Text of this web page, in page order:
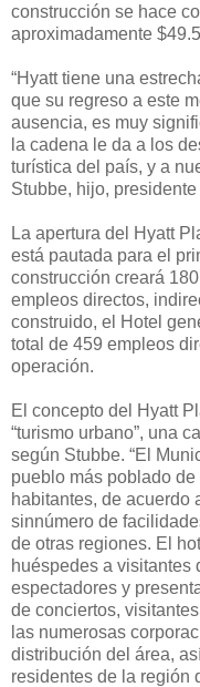
construcción se hace
aproximadamente
“Hyatt tiene una
que su regreso a este
ausencia, es muy
la cadena le da a los
turística del país, y a
Stubbe, hijo,
La apertura del Hyatt
está pautada para el
construcción creará
empleos directos,
construido, el Hotel
total de 459 empleos
operación.
El concepto del Hyatt
“turismo urbano”, una
según Stubbe. “El
pueblo más poblado
habitantes, de acuerdo
sinnúmero de
de otras regiones. El
huéspedes a visitantes
espectadores y
de conciertos,
las numerosas
distribución del área,
residentes de la región